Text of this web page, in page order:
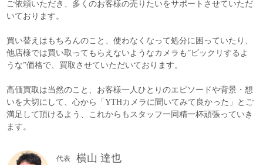
ご依頼いただき、多くのお客様の売りたいをサポートさせていただ
いております。
買い替えはもちろんのこと、使わなくなって処分に困っていたり、
他店様では買い取ってもらえないようなカメラも”ビックリするよ
うな”価格で、買取させていただいております。
高価買取は当然のこと、お客様一人ひとりのエピソードや背景・想
いを大切にして、心から「YTHカメラに聞いてみて良かった」とご
満足して頂けるよう、これからもスタッフ一同精一杯頑張っていき
ます。
代表 横山 達也